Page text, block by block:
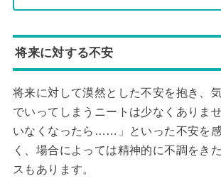
将来に対する不安
将来に対して漠然とした不安を抱き、
でいってしまうニートは少なくありま
いなくなったら……」といった不安を
く、場合によっては精神的に不調をき
スもあります。